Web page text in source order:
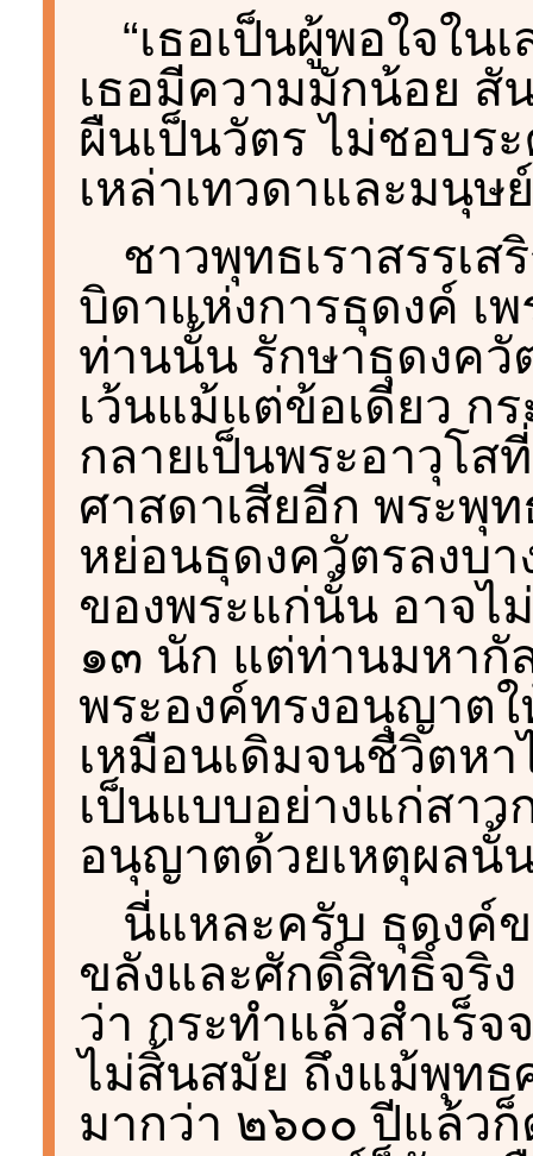
“เธอเป็นผู้พอใจใน
เธอมีความมักน้อย สั
ผืนเป็นวัตร ไม่ชอบร
เหล่าเทวดาและมนุษ
ชาวพุทธเราสรรเ
บิดาแห่งการธุดงค์ เ
ท่านนั้น รักษาธุดงควั
เว้นแม้แต่ข้อเดียว ก
กลายเป็นพระอาวุโส
ศาสดาเสียอีก พระพุ
หย่อนธุดงควัตรลงบา
ของพระแก่นั้น อาจไ
๑๓ นัก แต่ท่านมหากั
พระองค์ทรงอนุญาต
เหมือนเดิมจนชีวิตหา
เป็นแบบอย่างแก่สาว
อนุญาตด้วยเหตุผลนั้
นี่แหละครับ ธุดงค์
ขลังและศักดิ์สิทธิ์จริง
ว่า กระทำแล้วสำเร็
ไม่สิ้นสมัย ถึงแม้พุทธ
มากว่า ๒๖๐๐ ปีแล้ว